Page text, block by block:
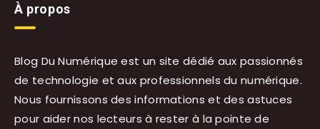
À propos
Blog Du Numérique est un site dédié aux passionnés
de technologie et aux professionnels du numérique.
Nous fournissons des informations et des astuces
pour aider nos lecteurs à rester à la pointe de